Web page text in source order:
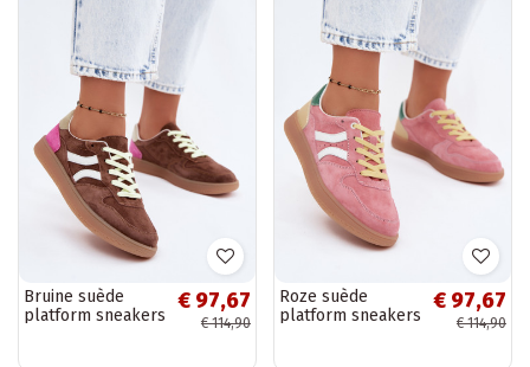
Bruine suède
platform sneakers
€ 97,67
€ 114,90
Roze suède
platform sneakers
€ 97,67
€ 114,90